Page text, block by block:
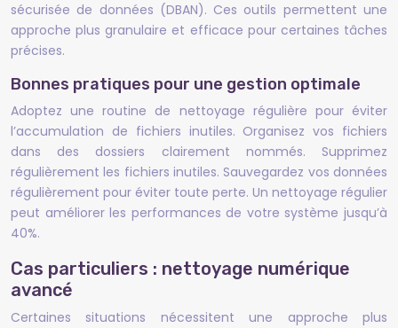
sécurisée de données (DBAN). Ces outils permettent une
approche plus granulaire et efficace pour certaines tâches
précises.
Bonnes pratiques pour une gestion optimale
Adoptez une routine de nettoyage régulière pour éviter
l’accumulation de fichiers inutiles. Organisez vos fichiers
dans des dossiers clairement nommés. Supprimez
régulièrement les fichiers inutiles. Sauvegardez vos données
régulièrement pour éviter toute perte. Un nettoyage régulier
peut améliorer les performances de votre système jusqu’à
40%.
Cas particuliers : nettoyage numérique
avancé
Certaines situations nécessitent une approche plus